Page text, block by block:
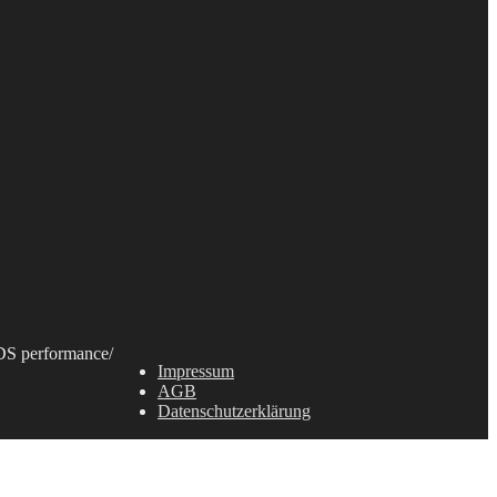
performance/
Impressum
AGB
Datenschutzerklärung